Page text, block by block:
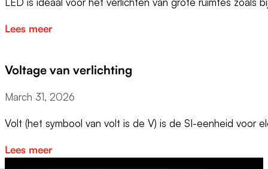
Lees meer
Voltage van verlichting
March 31, 2026
Volt (het symbool van volt is de V) is de SI-eenheid voor
Lees meer